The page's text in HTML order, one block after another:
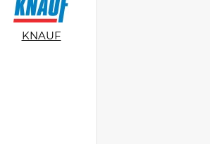
KNAUF